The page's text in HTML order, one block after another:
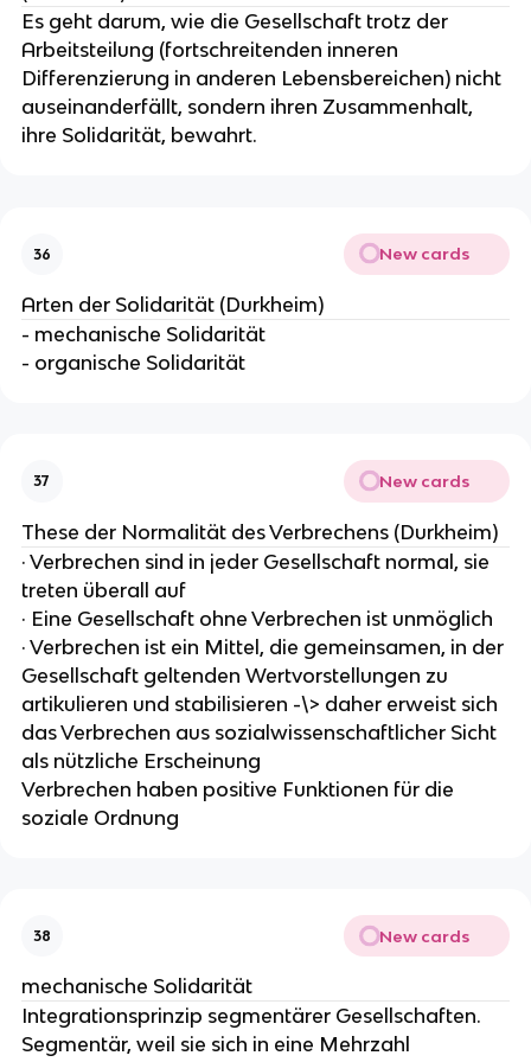
Es geht darum, wie die Gesellschaft trotz der
Arbeitsteilung (fortschreitenden inneren
Differenzierung in anderen Lebensbereichen) nicht
auseinanderfällt, sondern ihren Zusammenhalt,
ihre Solidarität, bewahrt.
36 New cards
Arten der Solidarität (Durkheim)
- mechanische Solidarität
- organische Solidarität
37 New cards
These der Normalität des Verbrechens (Durkheim)
· Verbrechen sind in jeder Gesellschaft normal, sie
treten überall auf
· Eine Gesellschaft ohne Verbrechen ist unmöglich
· Verbrechen ist ein Mittel, die gemeinsamen, in der
Gesellschaft geltenden Wertvorstellungen zu
artikulieren und stabilisieren -\> daher erweist sich
das Verbrechen aus sozialwissenschaftlicher Sicht
als nützliche Erscheinung
Verbrechen haben positive Funktionen für die
soziale Ordnung
38 New cards
mechanische Solidarität
Integrationsprinzip segmentärer Gesellschaften.
Segmentär, weil sie sich in eine Mehrzahl